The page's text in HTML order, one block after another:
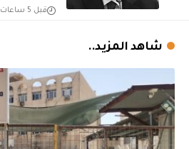
قبل 5 ساعات
شاهد المزيد..